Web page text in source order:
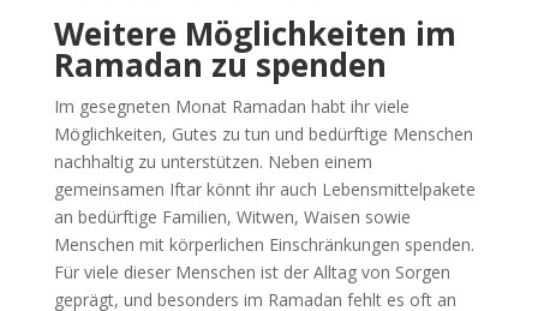
Weitere Möglichkeiten im
Ramadan zu spenden
Im gesegneten Monat Ramadan habt ihr viele
Möglichkeiten, Gutes zu tun und bedürftige Menschen
nachhaltig zu unterstützen. Neben einem
gemeinsamen Iftar könnt ihr auch Lebensmittelpakete
an bedürftige Familien, Witwen, Waisen sowie
Menschen mit körperlichen Einschränkungen spenden.
Für viele dieser Menschen ist der Alltag von Sorgen
geprägt, und besonders im Ramadan fehlt es oft an